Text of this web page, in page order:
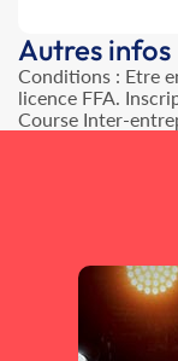
Autres infos
Conditions : Etre
licence FFA.
Course Inter-